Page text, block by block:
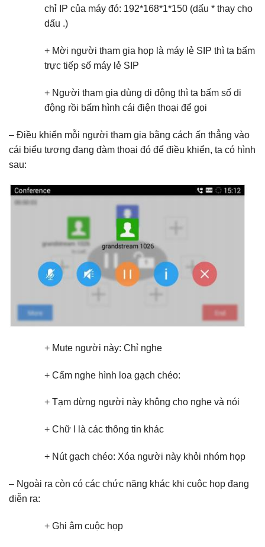
chỉ IP của máy đó: 192*168*1*150 (dấu * thay cho
dấu .)
+ Mời người tham gia họp là máy lẻ SIP thì ta bấm
trực tiếp số máy lẻ SIP
+ Người tham gia dùng di động thì ta bấm số di
động rồi bấm hình cái điện thoại để gọi
– Điều khiển mỗi người tham gia bằng cách ấn thẳng vào
cái biểu tượng đang đàm thoại đó để điều khiển, ta có hình
sau:
+ Mute người này: Chỉ nghe
+ Cấm nghe hình loa gạch chéo:
+ Tạm dừng người này không cho nghe và nói
+ Chữ I là các thông tin khác
+ Nút gạch chéo: Xóa người này khỏi nhóm họp
– Ngoài ra còn có các chức năng khác khi cuộc họp đang
diễn ra:
+ Ghi âm cuộc họp